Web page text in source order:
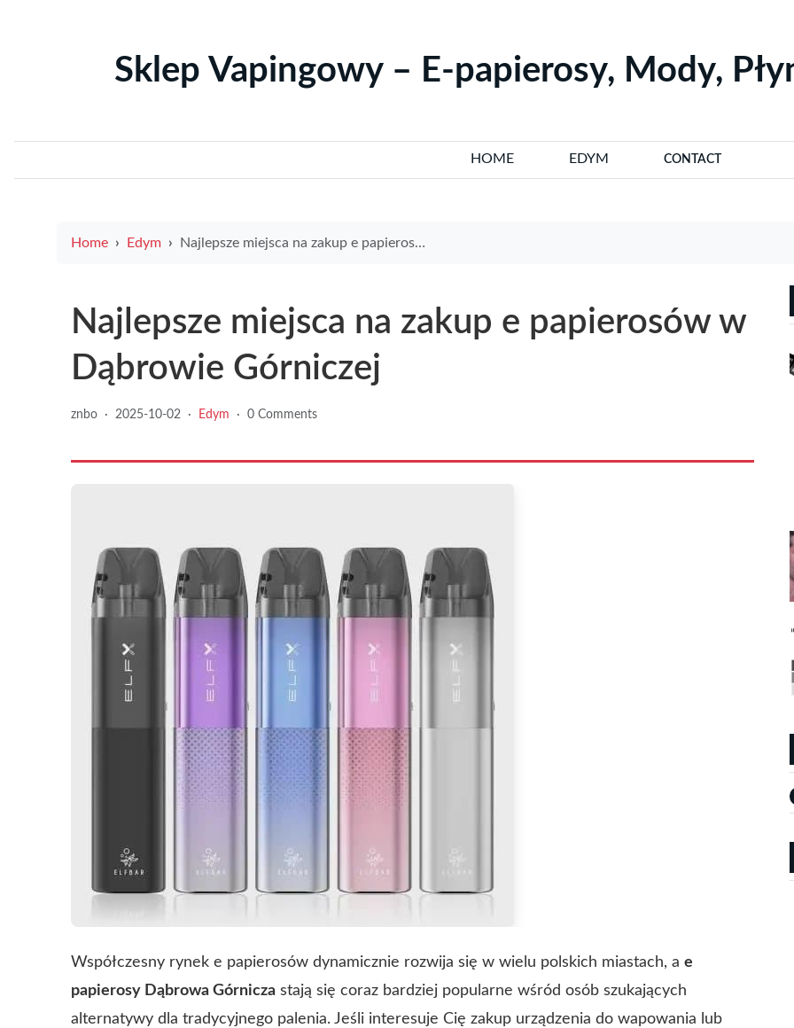
Sklep Vapingowy – E-papierosy, Mody,
HOME EDYM CONTACT
Home Edym Najlepsze miejsca na zakup e papierosów w Dąbrowie Górniczej
Najlepsze miejsca na zakup e papierosów w
Dąbrowie Górniczej
znbo · 2025-10-02 · Edym · 0 Comments
Współczesny rynek e papierosów dynamicznie rozwija się w wielu polskich miastach, a e
papierosy Dąbrowa Górnicza stają się coraz bardziej popularne wśród osób szukających
alternatywy dla tradycyjnego palenia. Jeśli interesuje Cię zakup urządzenia do wapowania lub